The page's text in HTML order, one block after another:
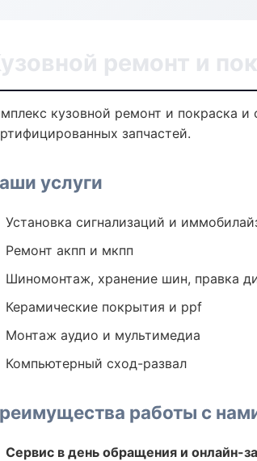
ремонт и
кузовной ремонт и покраска
запчастей.
услуги
Установка сигнализаций и
Ремонт акпп и мкпп
Шиномонтаж, хранение шин, правка
Керамические покрытия и ppf
Монтаж аудио и мультимедиа
Компьютерный сход-развал
работы с
Сервис в день обращения и онлайн-